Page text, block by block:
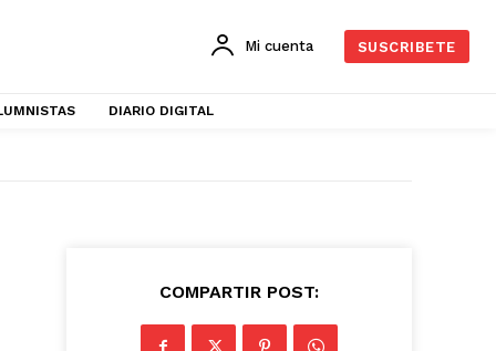
Mi cuenta SUSCRIBETE
DIARIO DIGITAL
COMPARTIR POST: